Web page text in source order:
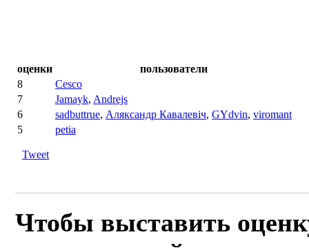
оценки
пользователи
8
Cesco
7
Jamayk, Andrejs
6
sadbuttrue, Аляксандр Кавалевіч, GYdvin, viromant
5
petia
Tweet
Чтобы выставить